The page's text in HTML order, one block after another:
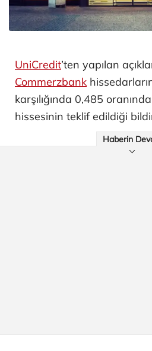
UniCredit’ten yapılan
Commerzbank
karşılığında 0,485
hissesinin teklif edildiği
Haberin